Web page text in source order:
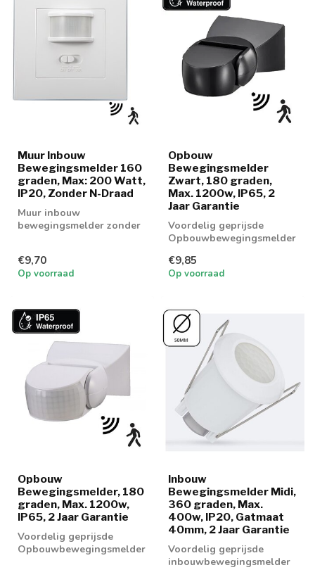
Muur Inbouw
Bewegingsmelder 160
graden, Max: 200 Watt,
IP20, Zonder N-Draad
Muur inbouw
bewegingsmelder zonder
€9,70
Op voorraad
Opbouw
Bewegingsmelder
Zwart, 180 graden,
Max. 1200w, IP65, 2
Jaar Garantie
Voordelig geprijsde
Opbouwbewegingsmelder
lampen tot maximaa...
€9,85
Op voorraad
Opbouw
Bewegingsmelder, 180
graden, Max. 1200w,
IP65, 2 Jaar Garantie
Voordelig geprijsde
Opbouwbewegingsmelder
Inbouw
Bewegingsmelder Midi,
360 graden, Max.
400w, IP20, Gatmaat
40mm, 2 Jaar Garantie
Voordelig geprijsde
inbouwbewegingsmelder